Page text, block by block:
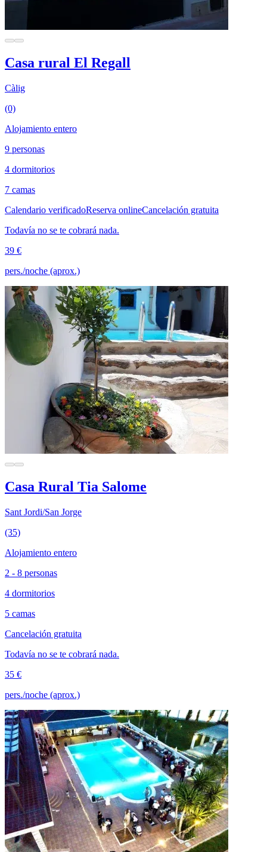
Casa rural El Regall
Càlig
(0)
Alojamiento entero
9 personas
4 dormitorios
7 camas
Calendario verificadoReserva onlineCancelación gratuita
Todavía no se te cobrará nada.
39 €
pers./noche (aprox.)
Casa Rural Tia Salome
Sant Jordi/San Jorge
(35)
Alojamiento entero
2 - 8 personas
4 dormitorios
5 camas
Cancelación gratuita
Todavía no se te cobrará nada.
35 €
pers./noche (aprox.)